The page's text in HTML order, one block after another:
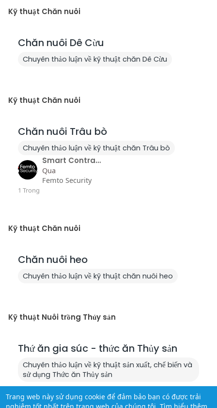
Trang web này sử dụng cookie để đảm bảo bạn có được trải
Kỹ thuật Chăn nuôi
Chăn nuôi Dê Cừu
Chuyên thảo luận về kỹ thuật chăn Dê Cừu
Kỹ thuật Chăn nuôi
Chăn nuôi Trâu bò
Chuyên thảo luận về kỹ thuật chăn Trâu bò
Smart Contract Audit Services for Secure..
Qua
Femto Security
1 Trong
Kỹ thuật Chăn nuôi
Chăn nuôi heo
Chuyên thảo luận về kỹ thuật chăn nuôi heo
Kỹ thuật Nuôi trồng Thủy sản
Thứ ăn gia súc - thức ăn Thủy sản
Chuyên thảo luận về kỹ thuật sản xuất, chế biến và
sử dụng Thức ăn Thủy sản